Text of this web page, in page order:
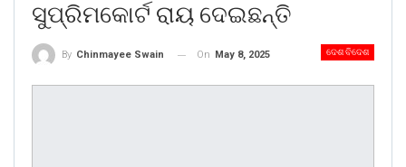
ସୁପ୍ରିମକୋର୍ଟ ରାୟ ଦେଇଛନ୍ତି
ଦେଶ ବିଦେଶ
By Chinmayee Swain On May 8, 2025